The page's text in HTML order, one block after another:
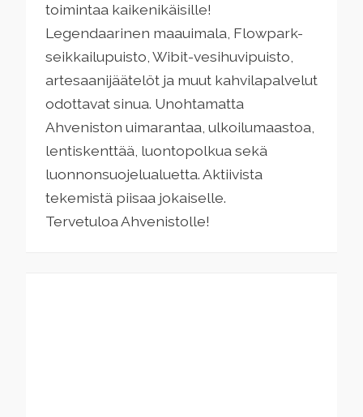
toimintaa kaikenikäisille!
Legendaarinen maauimala, Flowpark-
seikkailupuisto, Wibit-vesihuvipuisto,
artesaanijäätelöt ja muut kahvilapalvelut
odottavat sinua. Unohtamatta
Ahveniston uimarantaa, ulkoilumaastoa,
lentiskenttää, luontopolkua sekä
luonnonsuojelualuetta. Aktiivista
tekemistä piisaa jokaiselle.
Tervetuloa Ahvenistolle!